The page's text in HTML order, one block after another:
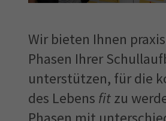
Wir bieten Ihnen
Phasen Ihrer
unterstützen, für die
des Lebens fitzu